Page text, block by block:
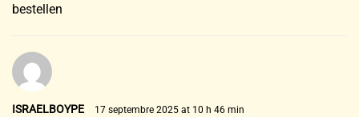
bestellen
ISRAELBOYPE 17 septembre 2025 at 10 h 46 min